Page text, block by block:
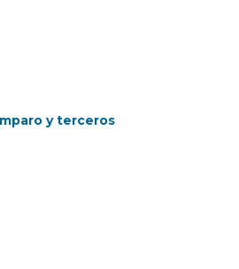
y terceros